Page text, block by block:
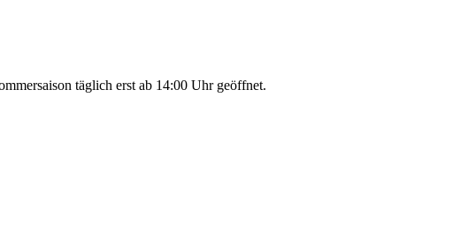
täglich erst ab 14:00 Uhr geöffnet.